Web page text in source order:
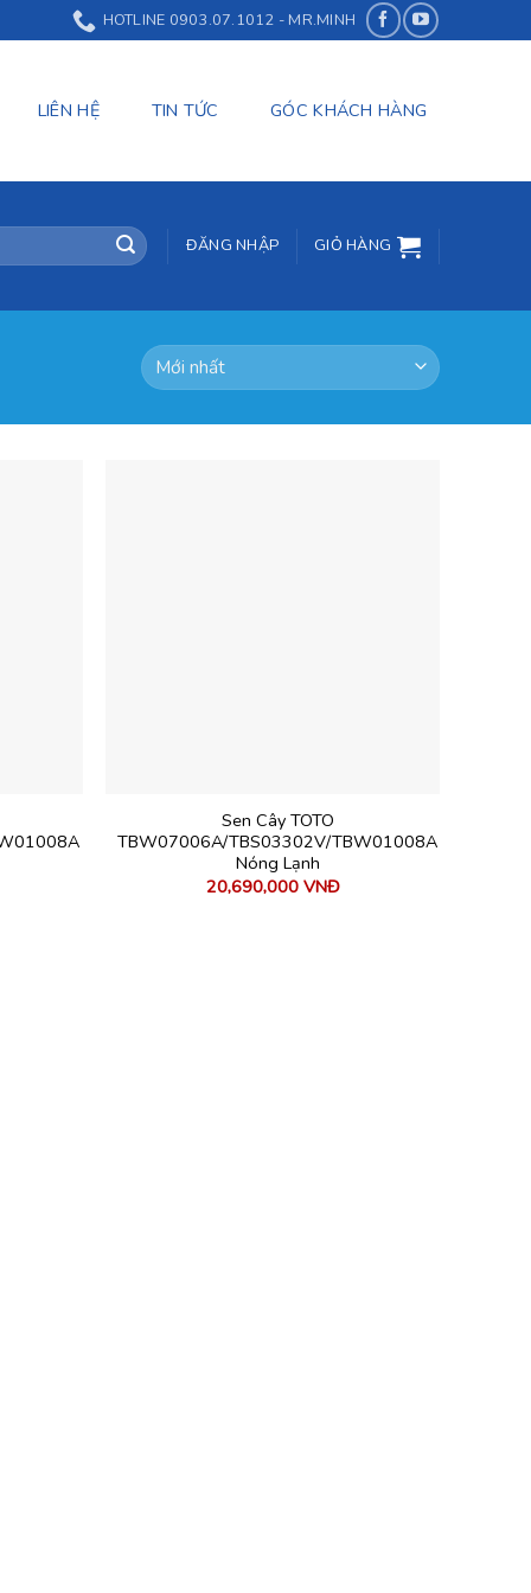
HOTLINE 0903.07.1012 - MR.MINH
LIÊN HỆ TIN TỨC GÓC KHÁCH HÀNG
ĐĂNG NHẬP GIỎ HÀNG
Sen Cây TOTO
TBW07006A/TBS03302V/TBW01008A
Nóng Lạnh
20,690,000 VNĐ